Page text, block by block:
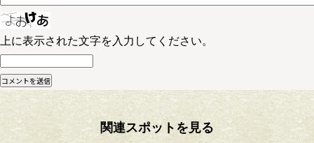
上に表示された文字を入力してください。
関連スポットを見る